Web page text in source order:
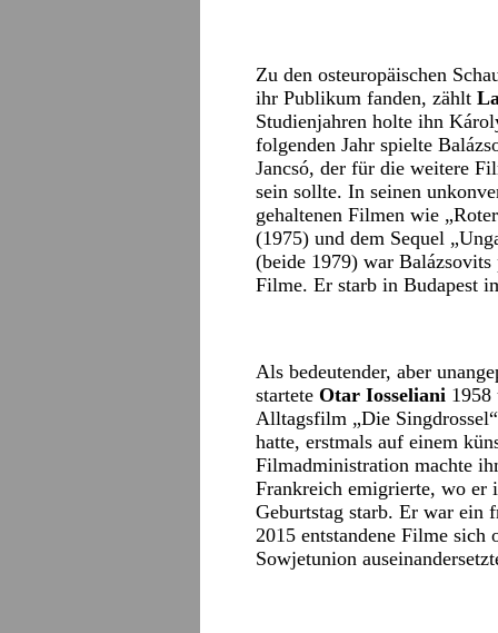
Zu den osteuropäischen
ihr Publikum fanden, zählt
Studienjahren holte ihn
folgenden Jahr spielte
Jancsó, der für die weitere
sein sollte. In seinen
gehaltenen Filmen wie
(1975) und dem Sequel
(beide 1979) war
Filme. Er starb in Budapest
Als bedeutender, aber
startete Otar Iosseliani 1958
Alltagsfilm „Die
hatte, erstmals auf einem
Filmadministration machte
Frankreich emigrierte, wo er
Geburtstag starb. Er war ein
2015 entstandene Filme sich
Sowjetunion